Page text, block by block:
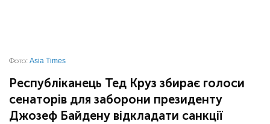
Фото: Asia Times
Республіканець Тед Круз збирає голоси
сенаторів для заборони президенту
Джозеф Байдену відкладати санкції